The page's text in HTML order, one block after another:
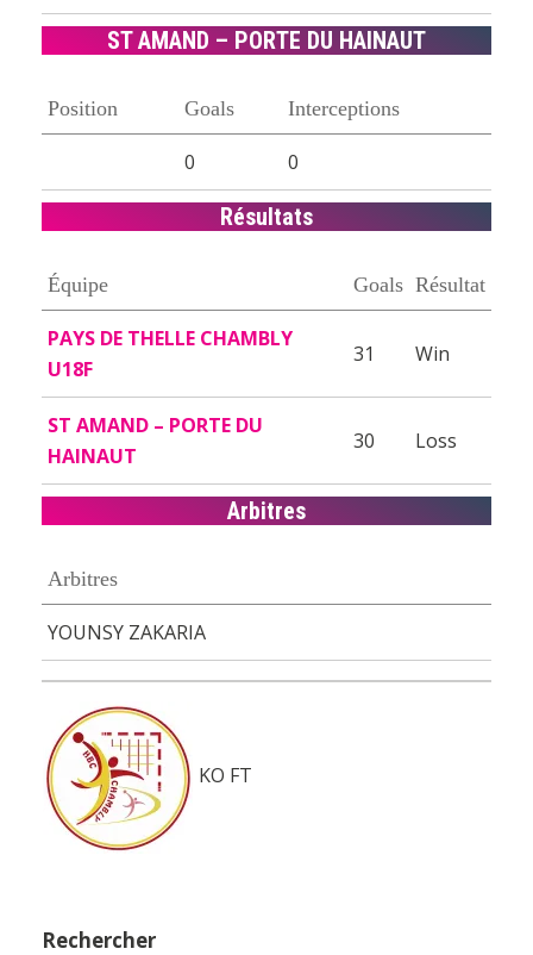
ST AMAND – PORTE DU HAINAUT
Position Goals Interceptions
0 0
Résultats
Équipe Goals Résultat
PAYS DE THELLE CHAMBLY
U18F
31 Win
ST AMAND – PORTE DU
HAINAUT
30 Loss
Arbitres
Arbitres
YOUNSY ZAKARIA
KO FT
Rechercher